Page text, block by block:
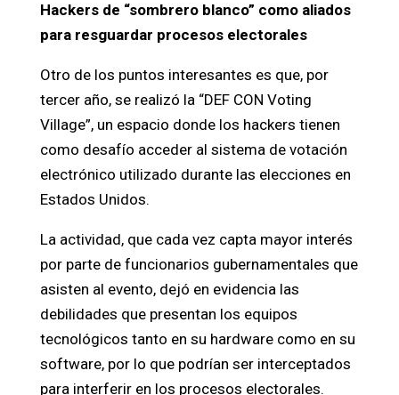
Hackers de “sombrero blanco” como aliados
para resguardar procesos electorales
Otro de los puntos interesantes es que, por
tercer año, se realizó la “DEF CON Voting
Village”, un espacio donde los hackers tienen
como desafío acceder al sistema de votación
electrónico utilizado durante las elecciones en
Estados Unidos.
La actividad, que cada vez capta mayor interés
por parte de funcionarios gubernamentales que
asisten al evento, dejó en evidencia las
debilidades que presentan los equipos
tecnológicos tanto en su hardware como en su
software, por lo que podrían ser interceptados
para interferir en los procesos electorales.